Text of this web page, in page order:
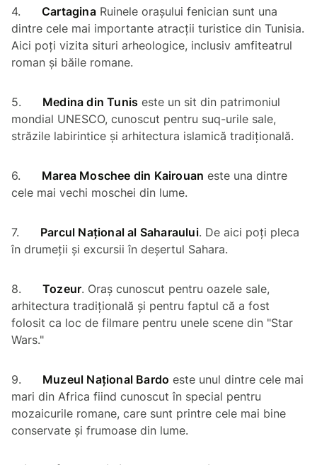
4. CartaginaRuinele orașului fenician sunt una
dintre cele mai importante atracții turistice din Tunisia.
Aici poți vizita situri arheologice, inclusiv amfiteatrul
roman și băile romane.
5. Medina din Tunis este un sit din patrimoniul
mondial UNESCO, cunoscut pentru suq-urile sale,
străzile labirintice și arhitectura islamică tradițională.
6. Marea Moschee din Kairouan este una dintre
cele mai vechi moschei din lume.
7. Parcul Național al Saharaului. De aici poți pleca
în drumeții și excursii în deșertul Sahara.
8. Tozeur. Oraș cunoscut pentru oazele sale,
arhitectura tradițională și pentru faptul că a fost
folosit ca loc de filmare pentru unele scene din "Star
Wars."
9. Muzeul Național Bardo este unul dintre cele mai
mari din Africa fiind cunoscut în special pentru
mozaicurile romane, care sunt printre cele mai bine
conservate și frumoase din lume.